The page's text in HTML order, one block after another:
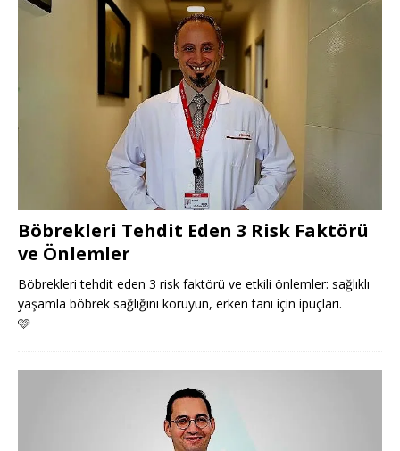
Böbrekleri Tehdit Eden 3 Risk Faktörü
ve Önlemler
Böbrekleri tehdit eden 3 risk faktörü ve etkili önlemler: sağlıklı
yaşamla böbrek sağlığını koruyun, erken tanı için ipuçları.
🩷